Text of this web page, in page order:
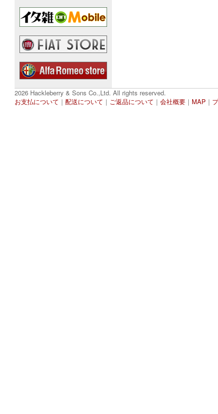
2026 Hackleberry & Sons Co.,Ltd. All rights reserved.
お支払について ｜ 配送について ｜ ご返品について ｜ 会社概要 ｜ MAP ｜